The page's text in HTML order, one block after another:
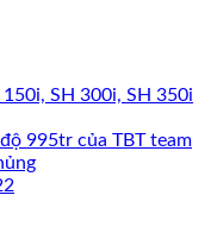
SH 300i, SH 350i
995tr của TBT team